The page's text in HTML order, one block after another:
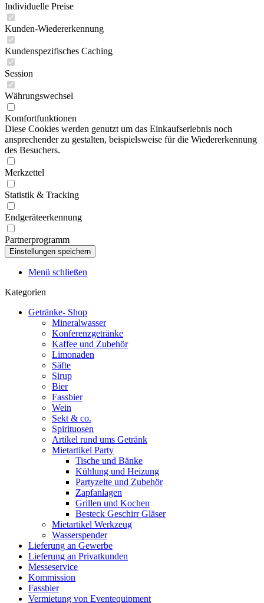
Individuelle Preise
Kunden-Wiedererkennung
Kundenspezifisches Caching
Session
Währungswechsel
Komfortfunktionen
Diese Cookies werden genutzt um das Einkaufserlebnis noch
ansprechender zu gestalten, beispielsweise für die Wiedererkennung
des Besuchers.
Merkzettel
Statistik & Tracking
Endgeräteerkennung
Partnerprogramm
Menü schließen
Kategorien
Getränke- Shop
Mineralwasser
Konferenzgetränke
Kaffee und Zubehör
Limonaden
Säfte
Sirup
Bier
Fassbier
Wein
Sekt & co.
Spirituosen
Artikel rund ums Getränk
Mietartikel Party
Tische und Bänke
Kühlung und Heizung
Partyzelte und Zubehör
Zapfanlagen
Grillen und Kochen
Besteck Geschirr Gläser
Mietartikel Werkzeug
Wasserspender
Lieferung an Gewerbe
Lieferung an Privatkunden
Messeservice
Kommission
Fassbier
Vermietung von Eventequipment